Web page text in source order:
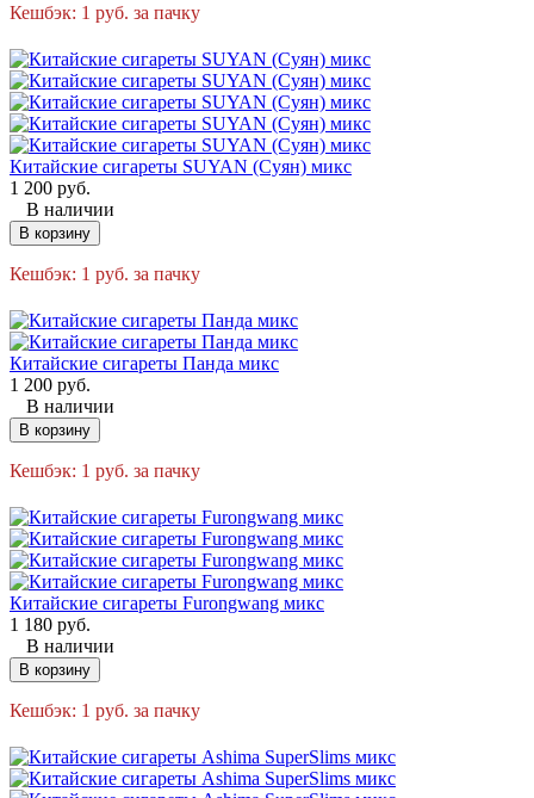
Кешбэк: 1 руб. за пачку
Китайские сигареты SUYAN (Суян) микс
1 200 руб.
В наличии
В корзину
Кешбэк: 1 руб. за пачку
Китайские сигареты Панда микс
1 200 руб.
В наличии
В корзину
Кешбэк: 1 руб. за пачку
Китайские сигареты Furongwang микс
1 180 руб.
В наличии
В корзину
Кешбэк: 1 руб. за пачку